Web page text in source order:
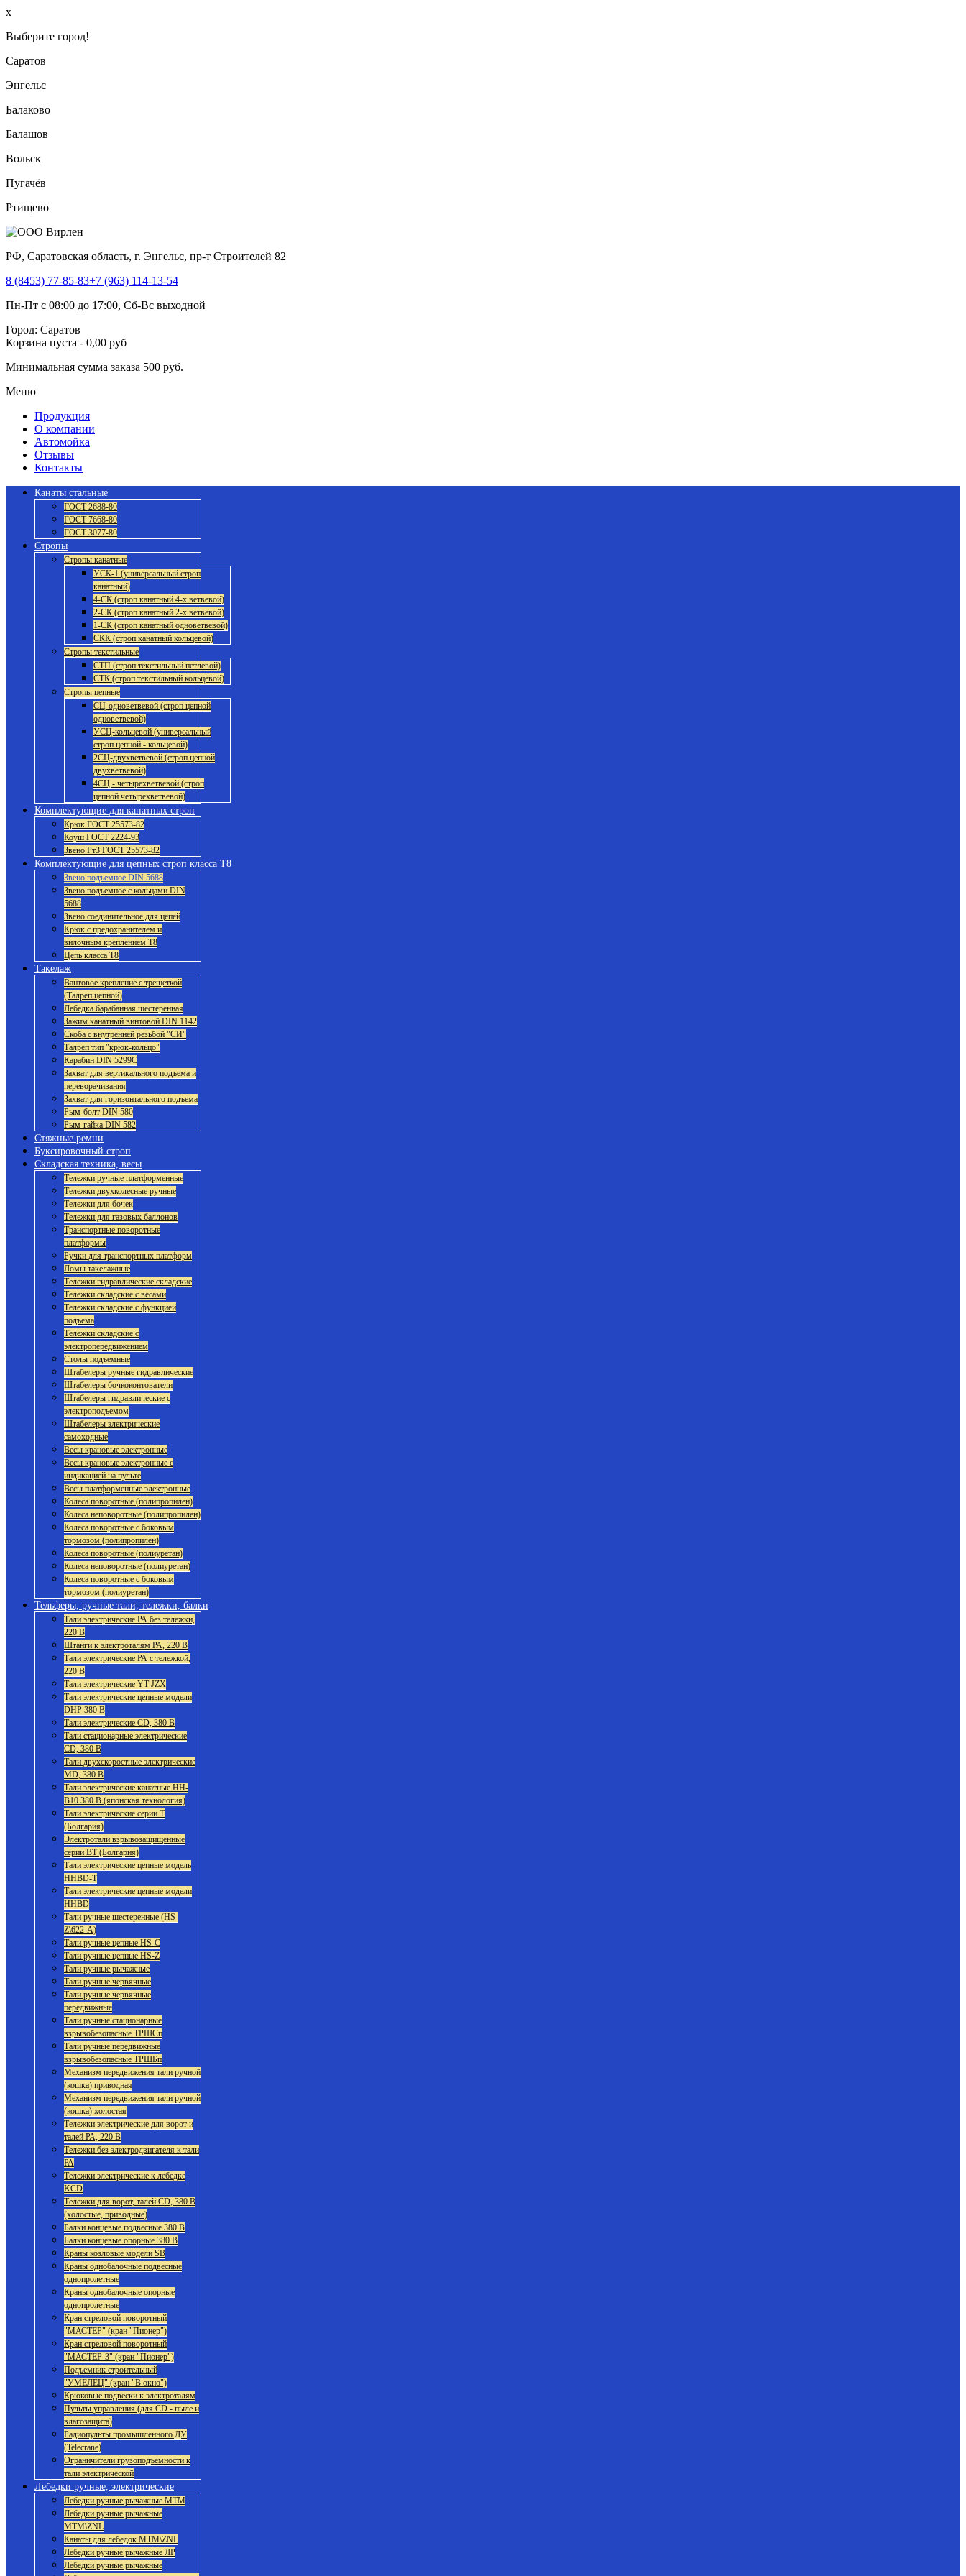
x
Выберите город!
Саратов
Энгельс
Балаково
Балашов
Вольск
Пугачёв
Ртищево
РФ, Саратовская область, г. Энгельс, пр-т Строителей 82
8 (8453) 77-85-83+7 (963) 114-13-54
Пн-Пт с 08:00 до 17:00, Сб-Вс выходной
Город: Саратов
Корзина пуста - 0,00 руб
Минимальная сумма заказа 500 руб.
Меню
Продукция
О компании
Автомойка
Отзывы
Контакты
Канаты стальные
ГОСТ 2688-80
ГОСТ 7668-80
ГОСТ 3077-80
Стропы
Стропы канатные
УСК-1 (универсальный строп
канатный)
4-СК (строп канатный 4-х ветвевой)
2-СК (строп канатный 2-х ветвевой)
1-СК (строп канатный одноветвевой)
СКК (строп канатный кольцевой)
Стропы текстильные
СТП (строп текстильный петлевой)
СТК (строп текстильный кольцевой)
Стропы цепные
СЦ-одноветвевой (строп цепной
одноветвевой)
УСЦ-кольцевой (универсальный
строп цепной - кольцевой)
2СЦ-двухветвевой (строп цепной
двухветвевой)
4СЦ - четырехветвевой (строп
цепной четырехветвевой)
Комплектующие для канатных строп
Крюк ГОСТ 25573-82
Коуш ГОСТ 2224-93
Звено Рт3 ГОСТ 25573-82
Комплектующие для цепных строп класса Т8
Звено подъемное DIN 5688
Звено подъемное с кольцами DIN
5688
Звено соединительное для цепей
Крюк с предохранителем и
вилочным креплением Т8
Цепь класса Т8
Такелаж
Вантовое крепление с трещеткой
(Талреп цепной)
Лебедка барабанная шестеренная
Зажим канатный винтовой DIN 1142
Скоба с внутренней резьбой "СИ"
Талреп тип "крюк-кольцо"
Карабин DIN 5299C
Захват для вертикального подъема и
переворачивания
Захват для горизонтального подъема
Рым-болт DIN 580
Рым-гайка DIN 582
Стяжные ремни
Буксировочный строп
Складская техника, весы
Тележки ручные платформенные
Тележки двухколесные ручные
Тележки для бочек
Тележки для газовых баллонов
Транспортные поворотные
платформы
Ручки для транспортных платформ
Ломы такелажные
Тележки гидравлические складские
Тележки складские с весами
Тележки складские с функцией
подъема
Тележки складские с
электропередвижением
Столы подъемные
Штабелеры ручные гидравлические
Штабелеры бочкоконтователи
Штабелеры гидравлические с
электроподъемом
Штабелеры электрические
самоходные
Весы крановые электронные
Весы крановые электронные с
индикацией на пульте
Весы платформенные электронные
Колеса поворотные (полипропилен)
Колеса неповоротные (полипропилен)
Колеса поворотные с боковым
тормозом (полипропилен)
Колеса поворотные (полиуретан)
Колеса неповоротные (полиуретан)
Колеса поворотные с боковым
тормозом (полиуретан)
Тельферы, ручные тали, тележки, балки
Тали электрические РА без тележки,
220 В
Штанги к электроталям РА, 220 В
Тали электрические РА с тележкой,
220 В
Тали электрические YT-JZX
Тали электрические цепные модели
DHP 380 В
Тали электрические CD, 380 В
Тали стационарные электрические
CD, 380 В
Тали двухскоростные электрические
MD, 380 В
Тали электрические канатные HH-
B10 380 В (японская технология)
Тали электрические серии Т
(Болгария)
Электротали взрывозащищенные
серии ВТ (Болгария)
Тали электрические цепные модель
HHBD-T
Тали электрические цепные модели
HHBD
Тали ручные шестеренные (HS-
Z\622-A)
Тали ручные цепные HS-C
Тали ручные цепные HS-Z
Тали ручные рычажные
Тали ручные червячные
Тали ручные червячные
передвижные
Тали ручные стационарные
взрывобезопасные ТРШСп
Тали ручные передвижные
взрывобезопасные ТРШБп
Механизм передвижения тали ручной
(кошка) приводная
Механизм передвижения тали ручной
(кошка) холостая
Тележки электрические для ворот и
талей РА, 220 В
Тележки без электродвигателя к тали
РА
Тележки электрические к лебедке
KCD
Тележки для ворот, талей CD, 380 В
(холостые, приводные)
Балки концевые подвесные 380 В
Балки концевые опорные 380 В
Краны козловые модели SB
Краны однобалочные подвесные
однопролетные
Краны однобалочные опорные
однопролетные
Кран стреловой поворотный
"МАСТЕР" (кран "Пионер")
Кран стреловой поворотный
"МАСТЕР-3" (кран "Пионер")
Подъемник строительный
"УМЕЛЕЦ" (кран "В окно")
Крюковые подвески к электроталям
Пульты управления (для CD - пыле и
влагозащита)
Радиопульты промышленного ДУ
(Telecrane)
Ограничители грузоподъемности к
тали электрической
Лебедки ручные, электрические
Лебедки ручные рычажные МТМ
Лебедки ручные рычажные
МТМ\ZNL
Канаты для лебедок МТМ\ZNL
Лебедки ручные рычажные ЛР
Лебедки ручные рычажные